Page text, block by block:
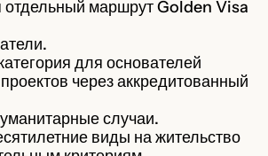
отдельный маршрут Golden Visa
для основателей
через аккредитованный
случаи.
виды на жительство